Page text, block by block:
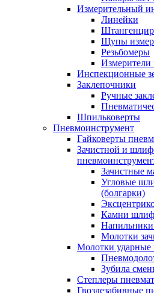
Измерительный
Линейки
Щупы
Резьбомеры
Измерители
Инспекционные
Заклепочники
Ручные
Шпильковерты
Пневмоинструмент
Гайковерты
Зачистной и
Зачистные
Угловые
(болгарки)
Камни
Напильники
Молотки
Молотки ударные
Зубила
Степлеры
Гвоздезабивные